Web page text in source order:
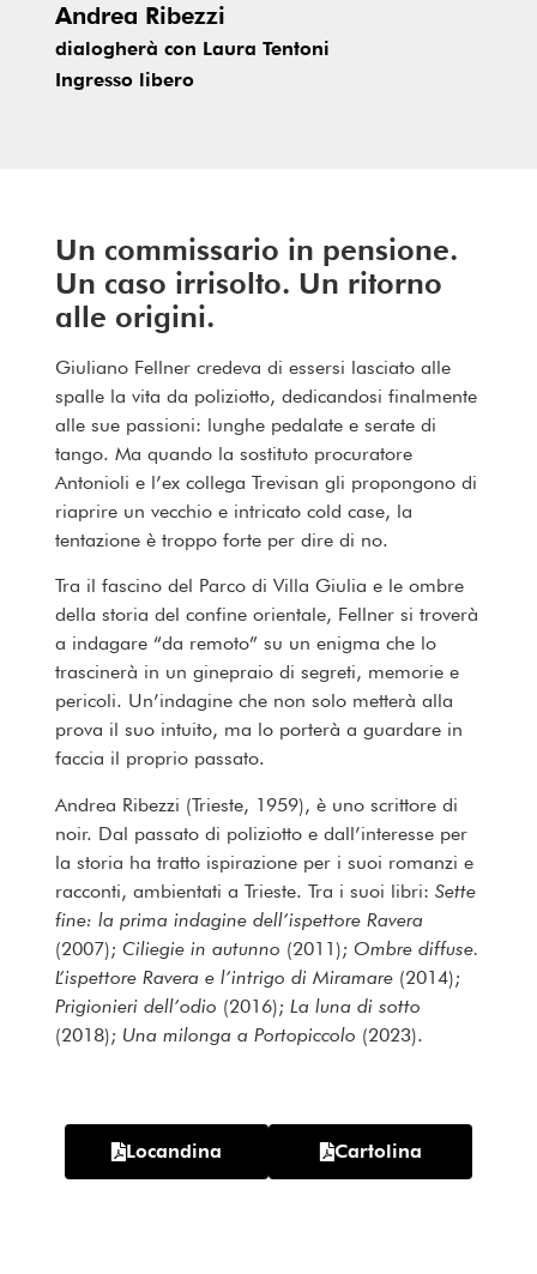
Andrea Ribezzi
dialogherà con Laura Tentoni
Ingresso libero
Un commissario in pensione.
Un caso irrisolto. Un ritorno
alle origini.
Giuliano Fellner credeva di essersi lasciato alle
spalle la vita da poliziotto, dedicandosi finalmente
alle sue passioni: lunghe pedalate e serate di
tango. Ma quando la sostituto procuratore
Antonioli e l’ex collega Trevisan gli propongono di
riaprire un vecchio e intricato cold case, la
tentazione è troppo forte per dire di no.
Tra il fascino del Parco di Villa Giulia e le ombre
della storia del confine orientale, Fellner si troverà
a indagare “da remoto” su un enigma che lo
trascinerà in un ginepraio di segreti, memorie e
pericoli. Un’indagine che non solo metterà alla
prova il suo intuito, ma lo porterà a guardare in
faccia il proprio passato.
Andrea Ribezzi (Trieste, 1959), è uno scrittore di
noir. Dal passato di poliziotto e dall’interesse per
la storia ha tratto ispirazione per i suoi romanzi e
racconti, ambientati a Trieste. Tra i suoi libri: Sette
fine: la prima indagine dell’ispettore Ravera
(2007); Ciliegie in autunno (2011); Ombre diffuse.
L’ispettore Ravera e l’intrigo di Miramare(2014);
Prigionieri dell’odio (2016); La luna di sotto
(2018); Una milonga a Portopiccolo (2023).
Locandina Cartolina